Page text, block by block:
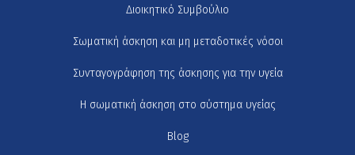
Διοικητικό Συμβούλιο
Σωματική άσκηση και μη μεταδοτικές νόσοι
Συνταγογράφηση της άσκησης για την υγεία
Η σωματική άσκηση στο σύστημα υγείας
Blog